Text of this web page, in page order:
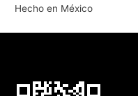
Hecho en México